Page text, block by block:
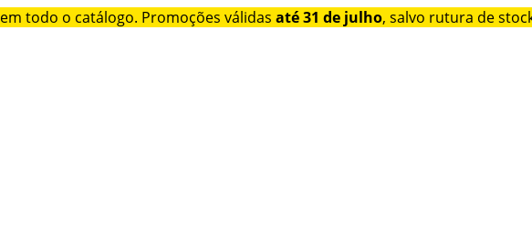
em todo o catálogo. Promoções válidas até 31 de julho, salvo rutura de